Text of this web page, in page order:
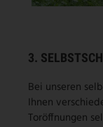
3.
Bei unseren
Ihnen
Toröffnungen